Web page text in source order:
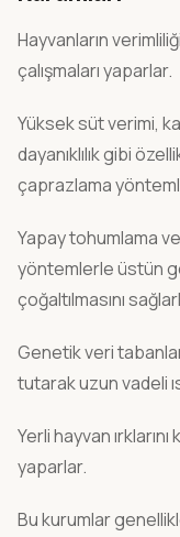
Hayvanların
çalışmaları yaparlar.
Yüksek süt verimi,
dayanıklılık gibi
çaprazlama
Yapay tohumlama
yöntemlerle üstün
çoğaltılmasını
Genetik veri
tutarak uzun vadeli
Yerli hayvan
yaparlar.
Bu kurumlar